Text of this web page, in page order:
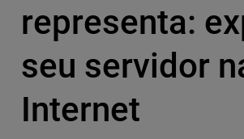
representa:
seu servidor
Internet